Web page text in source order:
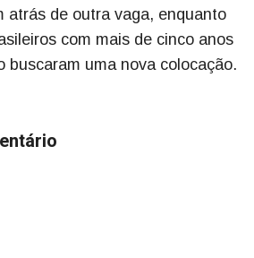
atrás de outra vaga, enquanto
com mais de cinco anos
buscaram uma nova colocação.